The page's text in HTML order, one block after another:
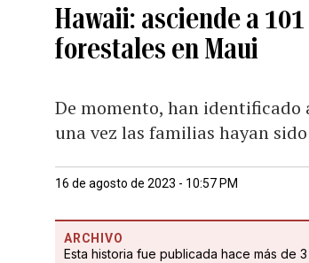
Hawaii: asciende a
forestales en Maui
De momento, han identificado
una vez las familias hayan
16 de agosto de 2023 - 10:57 PM
ARCHIVO
Esta historia fue publicada hace más de 3